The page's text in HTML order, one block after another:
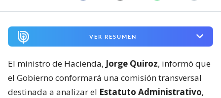
VER RESUMEN
El ministro de Hacienda, Jorge Quiroz, informó que
el Gobierno conformará una comisión transversal
destinada a analizar el Estatuto Administrativo,